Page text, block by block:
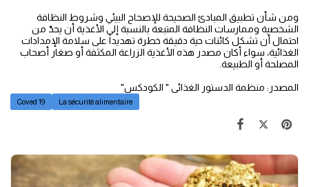
ومن شأن تطبيق المبادئ الصحيحة للإصحاح البيئي وشروط النظافة
الشخصية وممارسات النظافة المتبعة بالنسبة إلى الأغذية أن يحدّ من
احتمال أن تشكل كائنات حية دقيقة خطرة تهديداً على سلامة الإمدادات
الغذائية، سواء أكان مصدر هذه الأغذية الزراعة المكثفة أو صغار أصحاب
المصلحة أو الطبيعة.
المصدر: منظمة الدستور الغذائى " الكودكس"
Coved 19 La sécurité alimentaire